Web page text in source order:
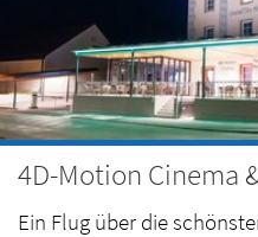
4D-Motion Cinema
Ein Flug über die